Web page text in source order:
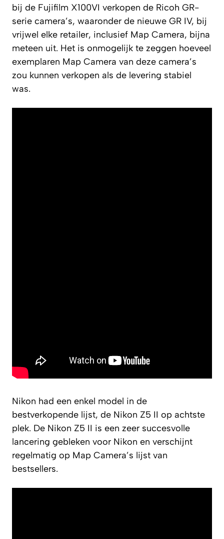
bij de Fujifilm X100VI verkopen de Ricoh GR-
serie camera’s, waaronder de nieuwe GR IV, bij
vrijwel elke retailer, inclusief Map Camera, bijna
meteen uit. Het is onmogelijk te zeggen hoeveel
exemplaren Map Camera van deze camera’s
zou kunnen verkopen als de levering stabiel
was.
Nikon had een enkel model in de
bestverkopende lijst, de Nikon Z5 II op achtste
plek. De Nikon Z5 II is een zeer succesvolle
lancering gebleken voor Nikon en verschijnt
regelmatig op Map Camera’s lijst van
bestsellers.